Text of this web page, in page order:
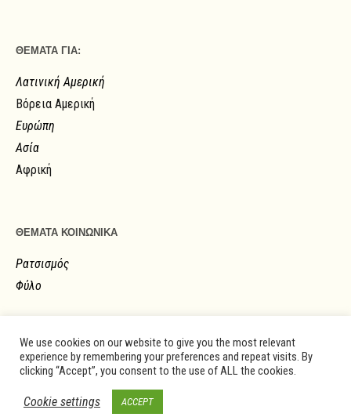
ΘΕΜΑΤΑ ΓΙΑ:
Λατινική Αμερική
Βόρεια Αμερική
Ευρώπη
Ασία
Αφρική
ΘΕΜΑΤΑ ΚΟΙΝΩΝΙΚΑ
Ρατσισμός
Φύλο
We use cookies on our website to give you the most relevant
experience by remembering your preferences and repeat visits. By
clicking “Accept”, you consent to the use of ALL the cookies.
Cookie settings ACCEPT